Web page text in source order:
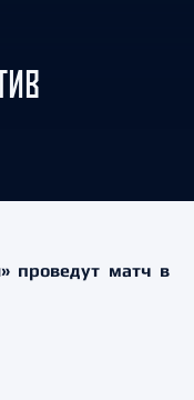
проведут матч в